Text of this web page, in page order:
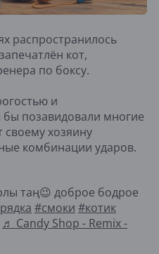
распространилось
кот,
по боксу.
и
позавидовали многие
хозяину
комбинации ударов.
таң😉 доброе бодрое
#смоки #котик
♬ Candy Shop - Remix -